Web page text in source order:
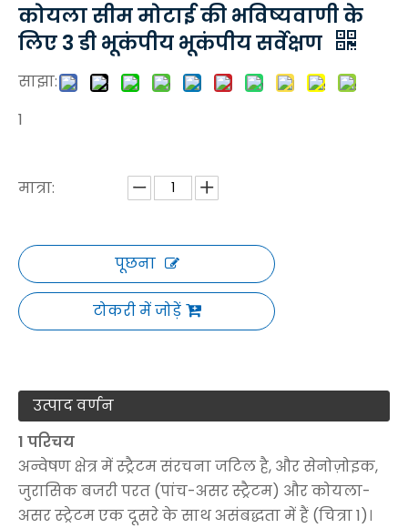
कोयला सीम मोटाई की भविष्यवाणी के
लिए 3 डी भूकंपीय भूकंपीय सर्वेक्षण
साझा:
1
मात्रा:
पूछना
टोकरी में जोड़ें
उत्पाद वर्णन
1 परिचय
अन्वेषण क्षेत्र में स्ट्रैटम संरचना जटिल है, और सेनोज़ोइक,
जुरासिक बजरी परत (पांच-असर स्ट्रैटम) और कोयला-
असर स्ट्रेटम एक दूसरे के साथ असंबद्धता में हैं (चित्रा 1)।